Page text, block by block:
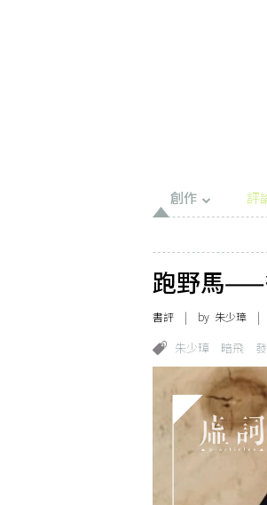
創作 評
跑野馬——
書評 | by 朱少璋 |
朱少璋 暗飛